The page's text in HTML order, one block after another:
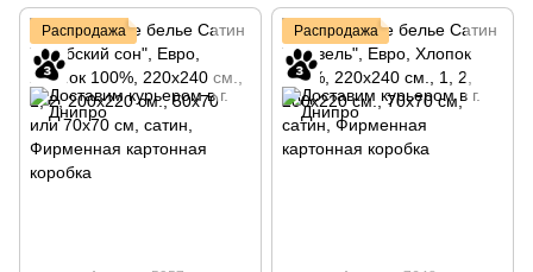
Распродажа Распродажа